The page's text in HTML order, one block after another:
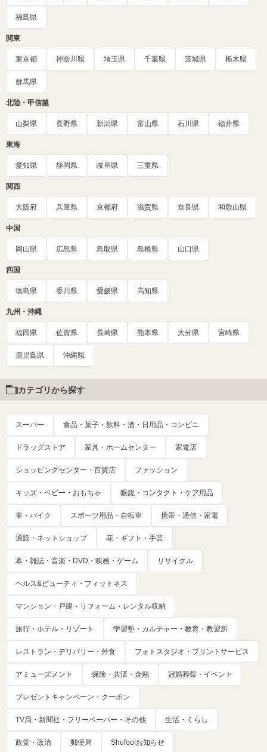
福島県
関東
東京都 神奈川県 埼玉県 千葉県 茨城県 栃木県
群馬県
北陸・甲信越
山梨県 長野県 新潟県 富山県 石川県 福井県
東海
愛知県 静岡県 岐阜県 三重県
関西
大阪府 兵庫県 京都府 滋賀県 奈良県 和歌山県
中国
岡山県 広島県 鳥取県 島根県 山口県
四国
徳島県 香川県 愛媛県 高知県
九州・沖縄
福岡県 佐賀県 長崎県 熊本県 大分県 宮崎県
鹿児島県 沖縄県
カテゴリから探す
スーパー 食品・菓子・飲料・酒・日用品・コンビニ
ドラッグストア 家具・ホームセンター 家電店
ショッピングセンター・百貨店 ファッション
キッズ・ベビー・おもちゃ 眼鏡・コンタクト・ケア用品
車・バイク スポーツ用品・自転車 携帯・通信・家電
通販・ネットショップ 花・ギフト・手芸
本・雑誌・音楽・DVD・映画・ゲーム リサイクル
ヘルス&ビューティ・フィットネス
マンション・戸建・リフォーム・レンタル収納
旅行・ホテル・リゾート 学習塾・カルチャー・教育・教習所
レストラン・デリバリー・外食 フォトスタジオ・プリントサービス
アミューズメント 保険・共済・金融 冠婚葬祭・イベント
プレゼントキャンペーン・クーポン
TV局・新聞社・フリーペーパー・その他 生活・くらし
政党・政治 郵便局 Shufoo!お知らせ